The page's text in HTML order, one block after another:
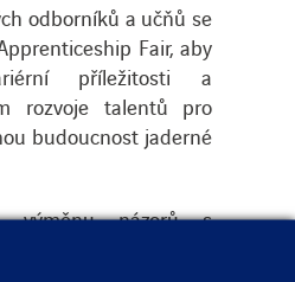
odborníků a učňů se
Fair, aby
příležitosti a
rozvoje talentů pro
budoucnost jaderné
výměnu názorů s